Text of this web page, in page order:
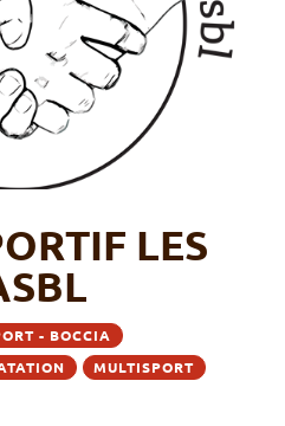
LES
- BOCCIA
MULTISPORT